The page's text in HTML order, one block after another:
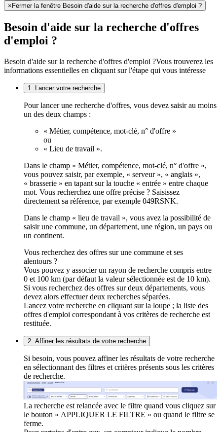
× Fermer la fenêtre Besoin d'aide sur la recherche d'offres d'emploi ?
Besoin d'aide sur la recherche d'offres
d'emploi ?
Besoin d'aide sur la recherche d'offres d'emploi ?Vous trouverez les
informations essentielles en cliquant sur l'étape qui vous intéresse
1. Lancer votre recherche
Pour lancer une recherche d'offres, vous devez saisir au moins
un des deux champs :
« Métier, compétence, mot-clé, n° d'offre »
ou
« Lieu de travail ».
Dans le champ « Métier, compétence, mot-clé, n° d'offre »,
vous pouvez saisir, par exemple, « serveur », « anglais »,
« brasserie » en tapant sur la touche « entrée » entre chaque
mot. Vous recherchez une offre précise ? Saisissez
directement sa référence, par exemple 049RSNK.
Dans le champ « lieu de travail », vous avez la possibilité de
saisir une commune, un département, une région, un pays ou
un continent.
Vous recherchez des offres sur une commune et ses
alentours ?
Vous pouvez y associer un rayon de recherche compris entre
0 et 100 km (par défaut la valeur sélectionnée est de 10 km).
Si vous recherchez des offres sur deux départements, vous
devez alors effectuer deux recherches séparées.
Lancez votre recherche en cliquant sur la loupe ; la liste des
offres d'emploi correspondant à vos critères de recherche est
restituée.
2. Affiner les résultats de votre recherche
Si besoin, vous pouvez affiner les résultats de votre recherche
en sélectionnant des filtres et critères présents sous les critères
de recherche.
La recherche est relancée avec le filtre quand vous cliquez sur
le bouton « APPLIQUER LE FILTRE » ou quand le filtre se
ferme.